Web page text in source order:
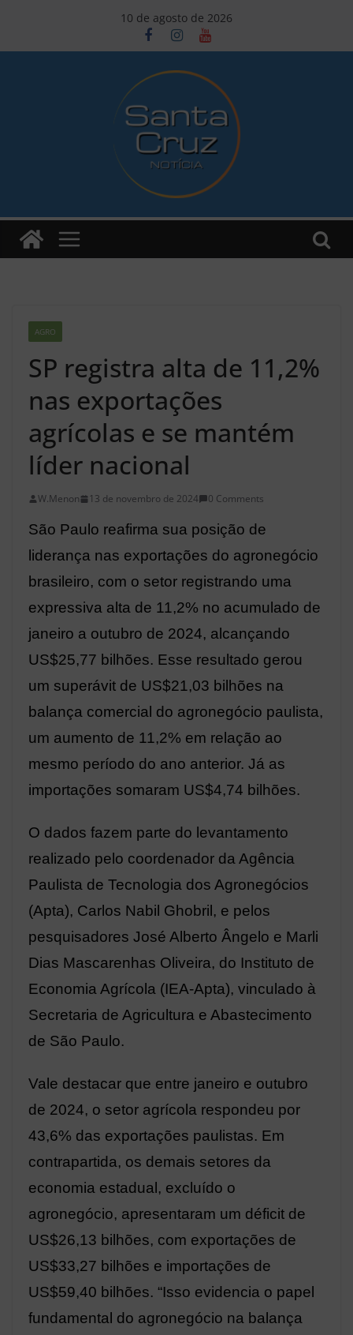
o
10 de agosto de 2026
AGRO
SP registra alta de 11,2%
nas exportações
agrícolas e se mantém
líder nacional
W.Menon 13 de novembro de 2024 0 Comments
São Paulo reafirma sua posição de
liderança nas exportações do agronegócio
brasileiro, com o setor registrando uma
expressiva alta de 11,2% no acumulado de
janeiro a outubro de 2024, alcançando
US$25,77 bilhões. Esse resultado gerou
um superávit de US$21,03 bilhões na
balança comercial do agronegócio paulista,
um aumento de 11,2% em relação ao
mesmo período do ano anterior. Já as
importações somaram US$4,74 bilhões.
O dados fazem parte do levantamento
realizado pelo coordenador da Agência
Paulista de Tecnologia dos Agronegócios
(Apta), Carlos Nabil Ghobril, e pelos
pesquisadores José Alberto Ângelo e Marli
Dias Mascarenhas Oliveira, do Instituto de
Economia Agrícola (IEA-Apta), vinculado à
Secretaria de Agricultura e Abastecimento
de São Paulo.
Vale destacar que entre janeiro e outubro
de 2024, o setor agrícola respondeu por
43,6% das exportações paulistas. Em
contrapartida, os demais setores da
economia estadual, excluído o
agronegócio, apresentaram um déficit de
US$26,13 bilhões, com exportações de
US$33,27 bilhões e importações de
US$59,40 bilhões. “Isso evidencia o papel
fundamental do agronegócio na balança